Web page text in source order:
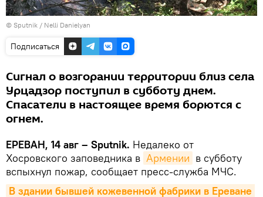
© Sputnik / Nelli Danielyan
Подписаться
Сигнал о возгорании территории близ села
Урцадзор поступил в субботу днем.
Спасатели в настоящее время борются с
огнем.
ЕРЕВАН, 14 авг – Sputnik. Недалеко от
Хосровского заповедника в Армении в субботу
вспыхнул пожар, сообщает пресс-служба МЧС.
В здании бывшей кожевенной фабрики в Ереване